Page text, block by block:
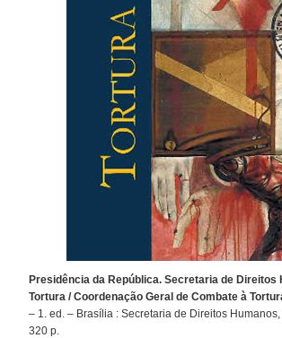
Presidência da República. Secretaria de Direitos
Tortura / Coordenação Geral de Combate à
– 1. ed. – Brasília : Secretaria de Direitos Humanos,
320 p.